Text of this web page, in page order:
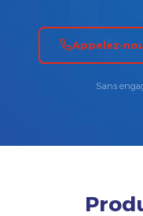
Appelez-
Sans